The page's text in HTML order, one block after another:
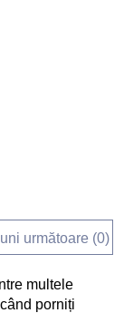
următoare (0)
multele
porniți